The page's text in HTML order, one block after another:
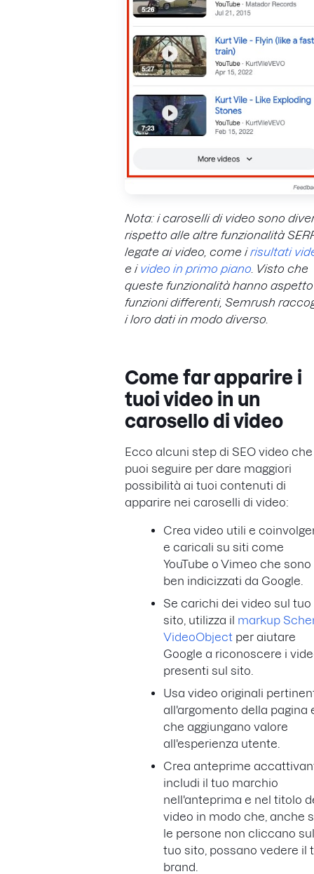
Nota: i caroselli di video sono
rispetto alle altre funzionalità
legate ai video, come irisultati
e i video in primo piano . Visto che
queste funzionalità hanno
funzioni differenti, Semrush
i loro dati in modo diverso.
Come far apparire i
tuoi video in un
carosello di video
Ecco alcuni step di SEO video che
puoi seguire per dare maggiori
possibilità ai tuoi contenuti di
apparire nei caroselli di video:
Crea video utili e
e caricali su siti come
YouTube o Vimeo che sono
ben indicizzati da Google.
Se carichi dei video sul tuo
sito, utilizza il markup
VideoObject per aiutare
Google a riconoscere i
presenti sul sito.
Usa video originali
all'argomento della pagina
che aggiungano valore
all'esperienza utente.
Crea anteprime
includi il tuo marchio
nell'anteprima e nel titolo
video in modo che, anche
le persone non cliccano sul
tuo sito, possano vedere il
brand.